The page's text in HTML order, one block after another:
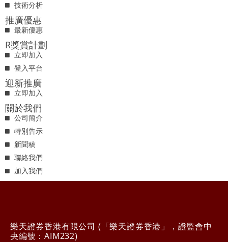
技術分析
推廣優惠
最新優惠
R獎賞計劃
立即加入
登入平台
迎新推廣
立即加入
關於我們
公司簡介
特別告示
新聞稿
聯絡我們
加入我們
樂天證券香港有限公司 (「樂天證券香港」，證監會中
央編號：AIM232)